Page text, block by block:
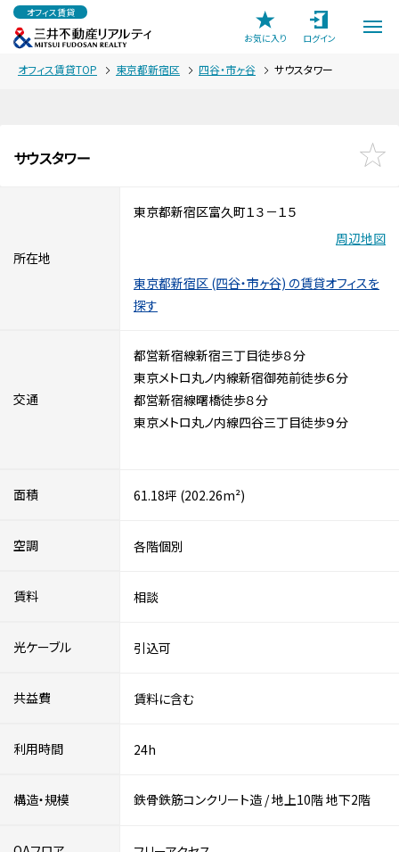
オフィス賃貸
お気に入り
ログイン
オフィス賃貸TOP 東京都新宿区 四谷・市ヶ谷 サウスタワー
サウスタワー
所在地
東京都新宿区富久町１３－１５
周辺地図
東京都新宿区 (四谷・市ヶ谷) の賃貸オフィスを
探す
交通
都営新宿線新宿三丁目徒歩８分
東京メトロ丸ノ内線新宿御苑前徒歩６分
都営新宿線曙橋徒歩８分
東京メトロ丸ノ内線四谷三丁目徒歩９分
面積 61.18坪 (202.26m²)
空調 各階個別
賃料 相談
光ケーブル 引込可
共益費 賃料に含む
利用時間 24h
構造・規模 鉄骨鉄筋コンクリート造 /地上10階地下2階